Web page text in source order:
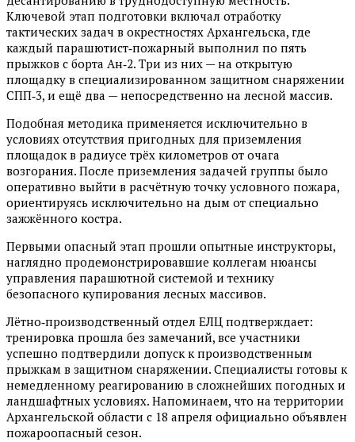
Ключевой этап подготовки включал отработку
тактических задач в окрестностях Архангельска, где
каждый парашютист‑пожарный выполнил по пять
прыжков с борта Ан‑2. Три из них — на открытую
площадку в специализированном защитном снаряжении
СПП‑3, и ещё два — непосредственно на лесной массив.
Подобная методика применяется исключительно в
условиях отсутствия пригодных для приземления
площадок в радиусе трёх километров от очага
возгорания. После приземления задачей группы было
оперативно выйти в расчётную точку условного пожара,
ориентируясь исключительно на дым от специально
зажжённого костра.
Первыми опасный этап прошли опытные инструкторы,
наглядно продемонстрировавшие коллегам нюансы
управления парашютной системой и технику
безопасного купирования лесных массивов.
Лётно‑производственный отдел ЕЛЦ подтверждает:
тренировка прошла без замечаний, все участники
успешно подтвердили допуск к производственным
прыжкам в защитном снаряжении. Специалисты готовы к
немедленному реагированию в сложнейших погодных и
ландшафтных условиях. Напоминаем, что на территории
Архангельской области с 18 апреля официально объявлен
пожароопасный сезон.